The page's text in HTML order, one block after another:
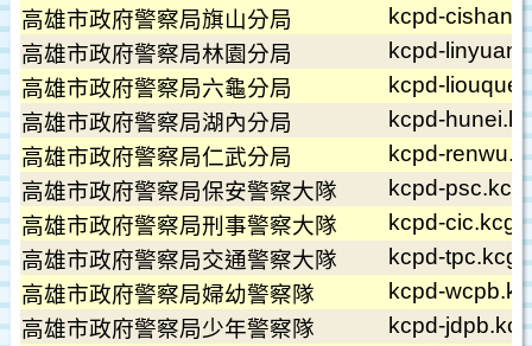
高雄市政府警察局旗山分局
kcpd-
高雄市政府警察局林園分局
kcpd-
高雄市政府警察局六龜分局
kcpd-
高雄市政府警察局湖內分局
kcpd-
高雄市政府警察局仁武分局
kcpd-
高雄市政府警察局保安警察大隊
kcpd-
高雄市政府警察局刑事警察大隊
kcpd-
高雄市政府警察局交通警察大隊
kcpd-
高雄市政府警察局婦幼警察隊
kcpd-
高雄市政府警察局少年警察隊
kcpd-